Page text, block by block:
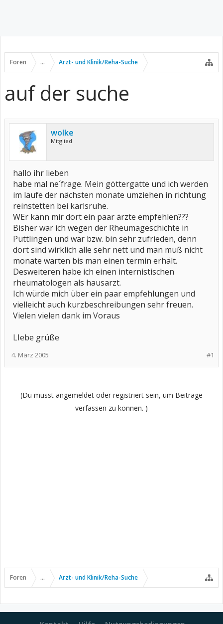
Foren ... Arzt- und Klinik/Reha-Suche
auf der suche
wolke
Mitglied
hallo ihr lieben
habe mal ne´frage. Mein göttergatte und ich werden
im laufe der nächsten monate umziehen in richtung
reinstetten bei karlsruhe.
WEr kann mir dort ein paar ärzte empfehlen???
Bisher war ich wegen der Rheumageschichte in
Püttlingen und war bzw. bin sehr zufrieden, denn
dort sind wirklich alle sehr nett und man muß nicht
monate warten bis man einen termin erhält.
Desweiteren habe ich einen internistischen
rheumatologen als hausarzt.
Ich würde mich über ein paar empfehlungen und
vielleicht auch kurzbeschreibungen sehr freuen.
Vielen vielen dank im Voraus
LIebe grüße
#1
4. März 2005
(Du musst angemeldet oder registriert sein, um Beiträge
verfassen zu können. )
Foren ... Arzt- und Klinik/Reha-Suche